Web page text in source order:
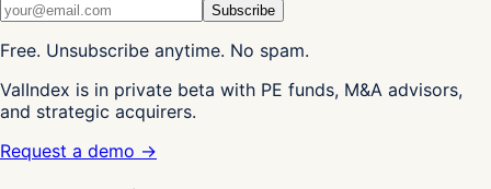
Subscribe
Free. Unsubscribe anytime. No spam.
ValIndex is in private beta with PE funds, M&A advisors,
and strategic acquirers.
Request a demo →